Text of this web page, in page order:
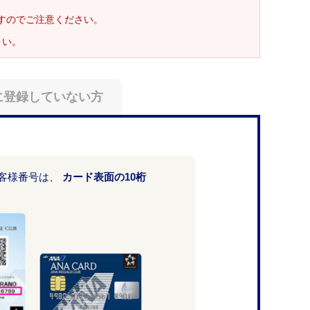
でご注意ください。
。
録していない方
様番号は、 カード表面の10桁